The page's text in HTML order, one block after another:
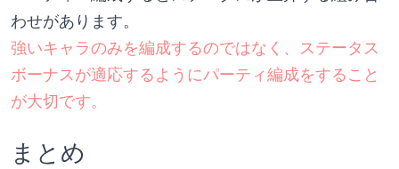
わせがあります。
強いキャラのみを編成するのではなく、ステータス
ボーナスが適応するようにパーティ編成をすること
が大切です。
まとめ